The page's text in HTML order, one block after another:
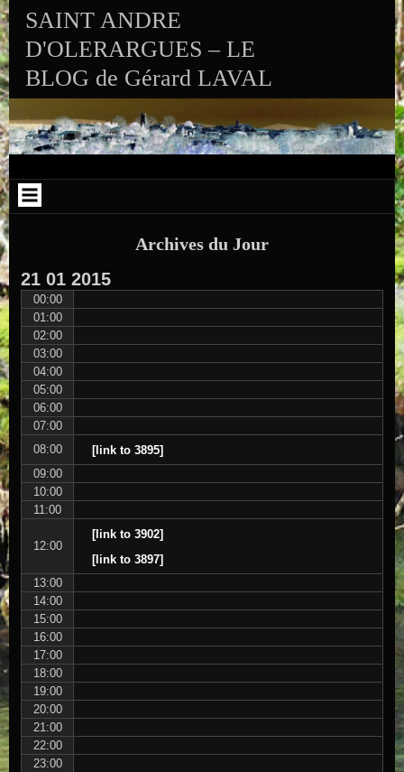
Skip to VISITS_COUNTER_WIDGET
SAINT ANDRE
D'OLERARGUES – LE
BLOG de Gérard LAVAL
Archives du Jour
21 01 2015
00:00
01:00
02:00
03:00
04:00
05:00
06:00
07:00
08:00
[link to 3895]
09:00
10:00
11:00
12:00
[link to 3902]
[link to 3897]
13:00
14:00
15:00
16:00
17:00
18:00
19:00
20:00
21:00
22:00
23:00